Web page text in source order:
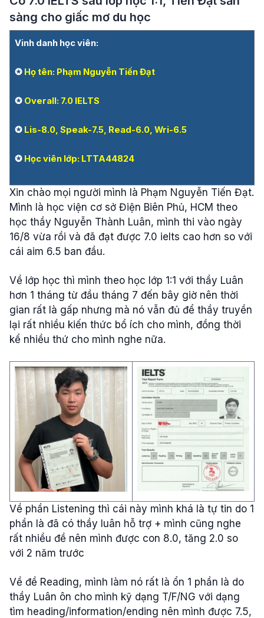
sàng cho giấc mơ du học
Vinh danh học viên:
✪ Họ tên: Phạm Nguyễn Tiến Đạt
✪ Overall: 7.0 IELTS
✪ Lis-8.0, Speak-7.5, Read-6.0, Wri-6.5
✪ Học viên lớp: LTTA44824
Xin chào mọi người mình là Phạm Nguyễn Tiến Đạt.
Mình là học viện cơ sở Điện Biên Phủ, HCM theo
học thầy Nguyễn Thành Luân, mình thi vào ngày
16/8 vừa rồi và đã đạt được 7.0 ielts cao hơn so với
cái aim 6.5 ban đầu.
Về lớp học thì mình theo học lớp 1:1 với thầy Luân
hơn 1 tháng từ đầu tháng 7 đến bây giờ nên thời
gian rất là gấp nhưng mà nó vẫn đủ để thầy truyền
lại rất nhiều kiến thức bổ ích cho mình, đồng thời
kể nhiều thứ cho mình nghe nữa.
Về phần Listening thì cái này mình khá là tự tin do 1
phần là đã có thầy luân hỗ trợ + mình cũng nghe
rất nhiều đề nên mình được con 8.0, tăng 2.0 so
với 2 năm trước
Về đề Reading, mình làm nó rất là ổn 1 phần là do
thầy Luân ôn cho mình kỹ dạng T/F/NG với dạng
tìm heading/information/ending nên mình được 7.5,